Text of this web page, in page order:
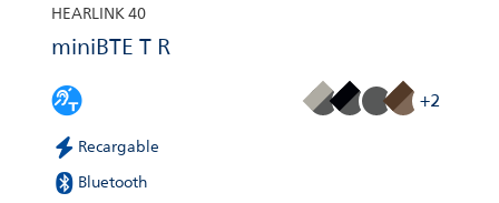
HEARLINK 40
miniBTE T R
+2
Recargable
Bluetooth